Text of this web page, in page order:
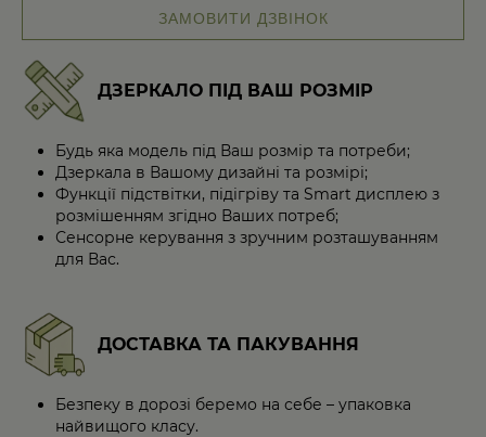
ЗАМОВИТИ ДЗВІНОК
ДЗЕРКАЛО ПІД ВАШ РОЗМІР
Будь яка модель під Ваш розмір та потреби;
Дзеркала в Вашому дизайні та розмірі;
Функції підствітки, підігріву та Smart дисплею з
розмішенням згідно Ваших потреб;
Сенсорне керування з зручним розташуванням
для Вас.
ДОСТАВКА ТА ПАКУВАННЯ
Безпеку в дорозі беремо на себе – упаковка
найвищого класу.